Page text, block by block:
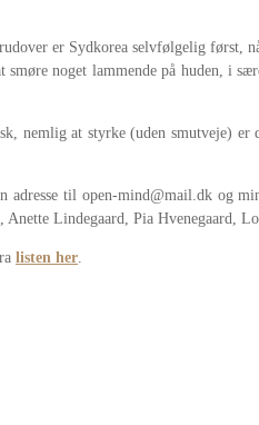
er Sydkorea selvfølgelig først,
noget lammende på huden, i
nemlig at styrke (uden smutveje)
til open-mind@mail.dk og
Lindegaard, Pia Hvenegaard,
listen her